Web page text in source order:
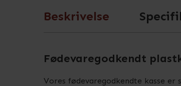
Beskrivelse
Fødevaregodkendt
Vores fødevaregodkendte kasse